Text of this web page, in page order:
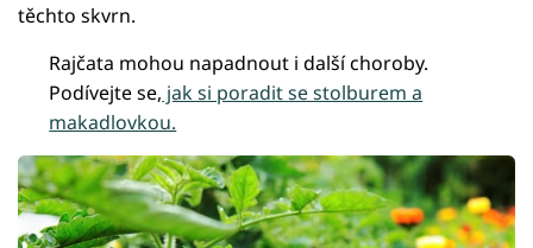
těchto skvrn.
Rajčata mohou napadnout i další choroby.
Podívejte se, jak si poradit se stolburem a
makadlovkou.